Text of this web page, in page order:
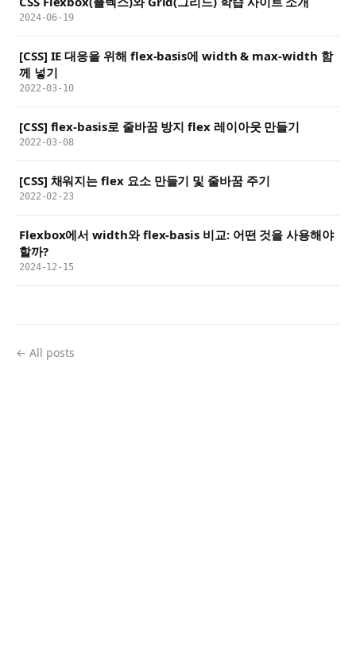
2024-06-19
[CSS] IE 대응을 위해 flex-basis에 width & max-width 함
께 넣기
2022-03-10
[CSS] flex-basis로 줄바꿈 방지 flex 레이아웃 만들기
2022-03-08
[CSS] 채워지는 flex 요소 만들기 및 줄바꿈 주기
2022-02-23
Flexbox에서 width와 flex-basis 비교: 어떤 것을 사용해야
할까?
2024-12-15
← All posts